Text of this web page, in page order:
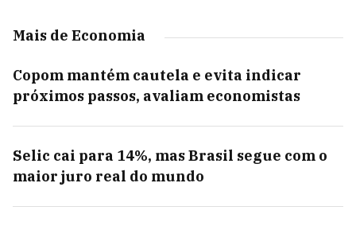
Mais de Economia
Copom mantém cautela e evita indicar
próximos passos, avaliam economistas
Selic cai para 14%, mas Brasil segue com o
maior juro real do mundo